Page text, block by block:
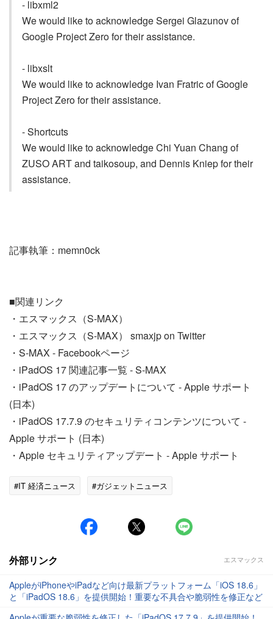
- libxml2
We would like to acknowledge Sergei Glazunov of
Google Project Zero for their assistance.
- libxslt
We would like to acknowledge Ivan Fratric of Google
Project Zero for their assistance.
- Shortcuts
We would like to acknowledge Chi Yuan Chang of
ZUSO ART and taikosoup, and Dennis Kniep for their
assistance.
記事執筆：memn0ck
■関連リンク
・エスマックス（S-MAX）
・エスマックス（S-MAX） smaxjp on Twitter
・S-MAX - Facebookページ
・iPadOS 17 関連記事一覧 - S-MAX
・iPadOS 17 のアップデートについて - Apple サポート
(日本)
・iPadOS 17.7.9 のセキュリティコンテンツについて -
Apple サポート (日本)
・Apple セキュリティアップデート - Apple サポート
#IT 経済ニュース #ガジェットニュース
外部リンク エスマックス
AppleがiPhoneやiPadなど向け最新プラットフォーム「iOS 18.6」
と「iPadOS 18.6」を提供開始！重要な不具合や脆弱性を修正など